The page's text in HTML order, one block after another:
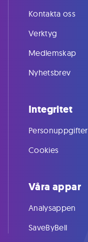
Kontakta oss
Verktyg
Medlemskap
Nyhetsbrev
Integritet
Personuppgifter
Cookies
Våra appar
Analysappen
SaveByBell